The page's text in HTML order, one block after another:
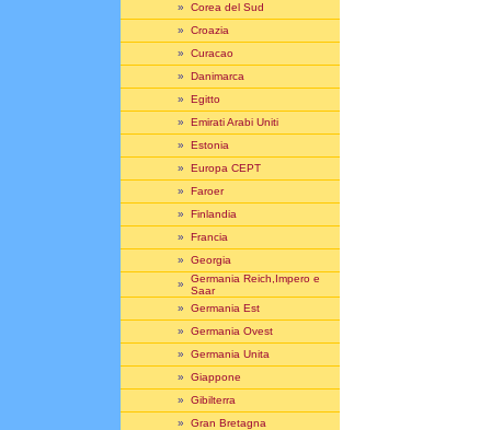
» Corea del Sud
» Croazia
» Curacao
» Danimarca
» Egitto
» Emirati Arabi Uniti
» Estonia
» Europa CEPT
» Faroer
» Finlandia
» Francia
» Georgia
» Germania Reich,Impero e
Saar
» Germania Est
» Germania Ovest
» Germania Unita
» Giappone
» Gibilterra
» Gran Bretagna